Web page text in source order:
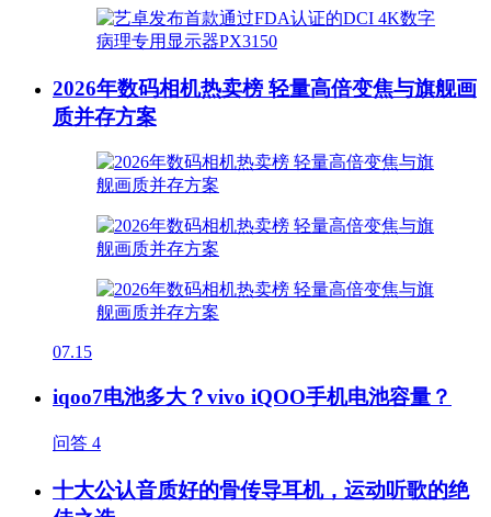
2026年数码相机热卖榜 轻量高倍变焦与旗舰画
质并存方案
07.15
iqoo7电池多大？vivo iQOO手机电池容量？
问答 4
十大公认音质好的骨传导耳机，运动听歌的绝